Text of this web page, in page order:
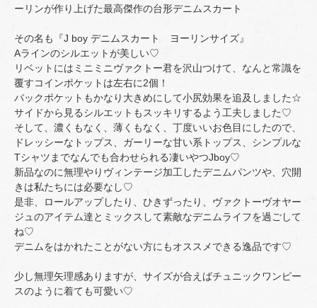
ーリンが作り上げた最高傑作の台形デニムスカート
その名も『J boy デニムスカート ヨーリンサイズ』
Aラインのシルエットが美しい♡
リベットにはミニミニヴァクトー君を沢山つけて、なんと常識を
覆すコインポケットは左右に2個！
バックポケットもかなり大きめにして小尻効果を追及しました☆
サイドから見るシルエットもスッキリするよう工夫しました♡
そして、濃くもなく、薄くもなく、丁度いいお色目にしたので、
ドレッシーなトップス、ガーリーな甘い系トップス、シンプルな
Tシャツまでなんでも合わせられる凄いやつJboy♡
新品なのに無理やりヴィンテージ加工したデニムパンツや、穴開
きは私たちには必要なし♡
是非、ロールアップしたり、ひきずったり、ヴァクトーヴオヤー
ジュのアイテム達とミックスして素敵なデニムライフを過ごして
ね♡
デニムをはかれたことがない方にもオススメできる逸品です♡
少し無理矢理感ありますが、サイズが合えばチュニックワンピー
スのように着ても可愛い♡